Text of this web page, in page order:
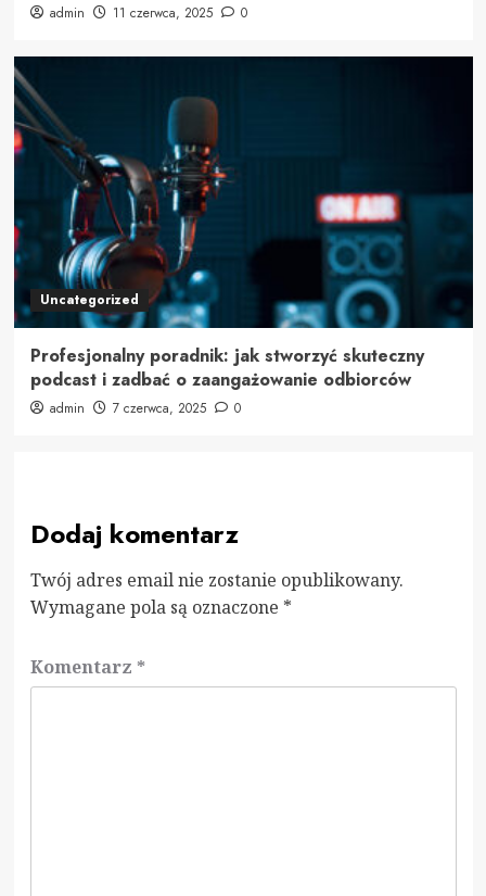
admin 11 czerwca, 2025 0
Uncategorized
Profesjonalny poradnik: jak stworzyć skuteczny
podcast i zadbać o zaangażowanie odbiorców
admin 7 czerwca, 2025 0
Dodaj komentarz
Twój adres email nie zostanie opublikowany.
Wymagane pola są oznaczone *
Komentarz *